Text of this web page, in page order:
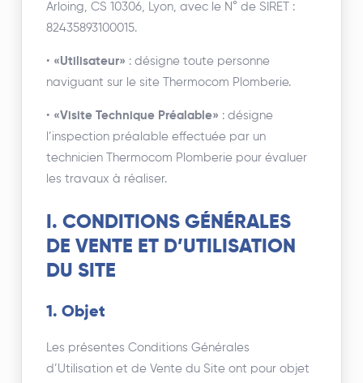
Arloing, CS 10306, Lyon, avec le N° de SIRET :
82435893100015.
• «Utilisateur» : désigne toute personne
naviguant sur le site Thermocom Plomberie.
• «Visite Technique Préalable» : désigne
l’inspection préalable effectuée par un
technicien Thermocom Plomberie pour évaluer
les travaux à réaliser.
I. CONDITIONS GÉNÉRALES
DE VENTE ET D’UTILISATION
DU SITE
1. Objet
Les présentes Conditions Générales
d’Utilisation et de Vente du Site ont pour objet